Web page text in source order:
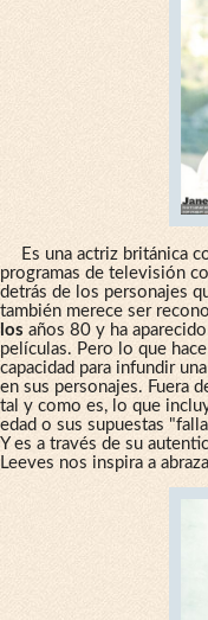
Es una actriz británica
programas de televisión
detrás de los personajes
también merece ser
los años 80 y ha
películas. Pero lo que
capacidad para infundir
en sus personajes. Fuera
tal y como es, lo que
edad o sus supuestas
Y es a través de su
Leeves nos inspira a